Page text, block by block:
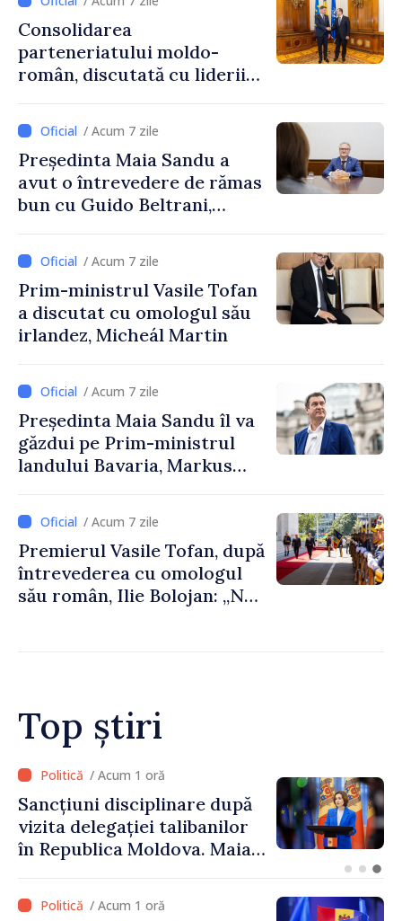
Consolidarea
parteneriatului moldo-
român, discutată cu liderii
/ Acum 7 zile
Președinta Maia Sandu a
avut o întrevedere de rămas
bun cu Guido Beltrani,
Cooperare al Elveției în
Republica Moldova
/ Acum 7 zile
Prim-ministrul Vasile Tofan
a discutat cu omologul său
irlandez, Micheál Martin
/ Acum 7 zile
Președinta Maia Sandu îl va
găzdui pe Prim-ministrul
landului Bavaria, Markus
/ Acum 7 zile
Premierul Vasile Tofan, după
întrevederea cu omologul
său român, Ilie Bolojan: „Ne
pentru oameni”
Top știri
/ Acum 9 minute
Adunarea Populară a
Găgăuziei trebuie să aibă un
mandat deplin. Președinta
libere și corecte””
/ Acum 1 oră